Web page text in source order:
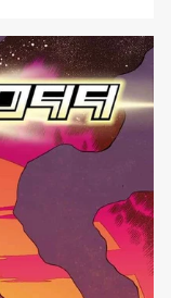
al cinema di
Superior
(disponibile [']